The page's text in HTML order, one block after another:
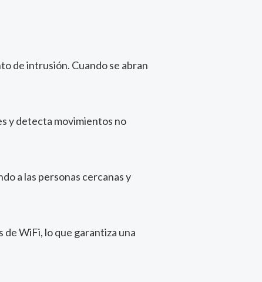
de intrusión. Cuando se abran
y detecta movimientos no
a las personas cercanas y
WiFi, lo que garantiza una